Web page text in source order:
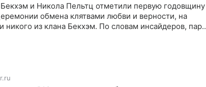
и Никола Пельтц отметили первую годовщину
обмена клятвами любви и верности, на
никого из клана Бекхэм. По словам инсайдеров, пара